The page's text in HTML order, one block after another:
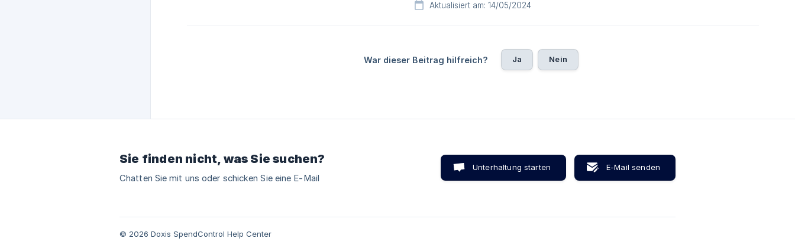
Aktualisiert am: 14/05/2024
War dieser Beitrag hilfreich? Ja Nein
Sie finden nicht, was Sie suchen?
Chatten Sie mit uns oder schicken Sie eine E-Mail
Unterhaltung starten E-Mail senden
© 2026 Doxis SpendControl Help Center